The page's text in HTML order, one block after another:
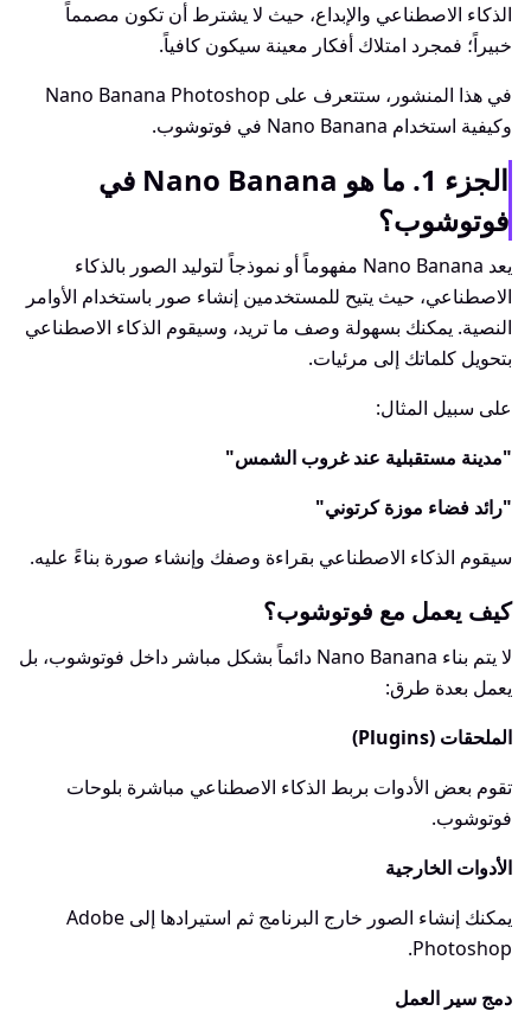
الذكاء الاصطناعي والإبداع، حيث لا يشترط أن تكون مصمماً
خبيراً؛ فمجرد امتلاك أفكار معينة سيكون كافياً.
في هذا المنشور، ستتعرف على Nano Banana Photoshop
وكيفية استخدام Nano Banana في فوتوشوب.
الجزء 1. ما هو Nano Banana في
فوتوشوب؟
يعد Nano Banana مفهوماً أو نموذجاً لتوليد الصور بالذكاء
الاصطناعي، حيث يتيح للمستخدمين إنشاء صور باستخدام الأوامر
النصية. يمكنك بسهولة وصف ما تريد، وسيقوم الذكاء الاصطناعي
بتحويل كلماتك إلى مرئيات.
على سبيل المثال:
"مدينة مستقبلية عند غروب الشمس"
"رائد فضاء موزة كرتوني"
سيقوم الذكاء الاصطناعي بقراءة وصفك وإنشاء صورة بناءً عليه.
كيف يعمل مع فوتوشوب؟
لا يتم بناء Nano Banana دائماً بشكل مباشر داخل فوتوشوب، بل
يعمل بعدة طرق:
الملحقات (Plugins)
تقوم بعض الأدوات بربط الذكاء الاصطناعي مباشرة بلوحات
فوتوشوب.
الأدوات الخارجية
يمكنك إنشاء الصور خارج البرنامج ثم استيرادها إلى Adobe
Photoshop.
دمج سير العمل